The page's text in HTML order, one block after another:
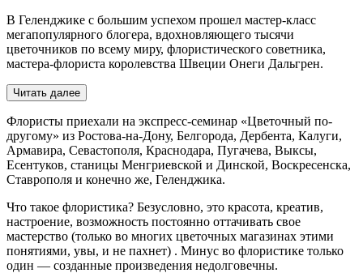
В Геленджике с большим успехом прошел мастер-класс
мегапопулярного блогера, вдохновляющего тысячи
цветочников по всему миру, флористического советника,
мастера-флориста королевства Швеции Онеги Дальгрен.
Читать далее
Флористы приехали на экспресс-семинар «Цветочный по-
другому» из Ростова-на-Дону, Белгорода, Дербента, Калуги,
Армавира, Севастополя, Краснодара, Пугачева, Выксы,
Есентуков, станицы Менгриевской и Динской, Воскресенска,
Ставрополя и конечно же, Геленджика.
Что такое флористика? Безусловно, это красота, креатив,
настроение, возможность постоянно оттачивать свое
мастерство (только во многих цветочных магазинах этими
понятиями, увы, и не пахнет) . Минус во флористике только
один — созданные произведения недолговечны.